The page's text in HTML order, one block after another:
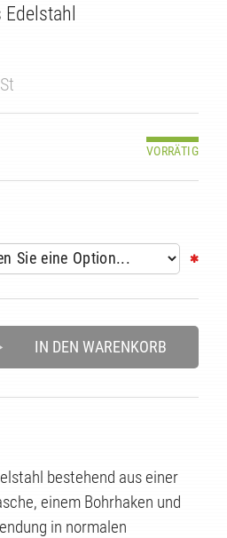
VORRÄTIG
IN DEN WARENKORB
bestehend aus einer
einem Bohrhaken und
in normalen